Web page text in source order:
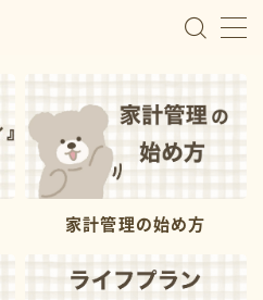
逃した5児ママ
生の時に、子供たちの進学
を感じて家計管理を始めまし
家計管理の始め方